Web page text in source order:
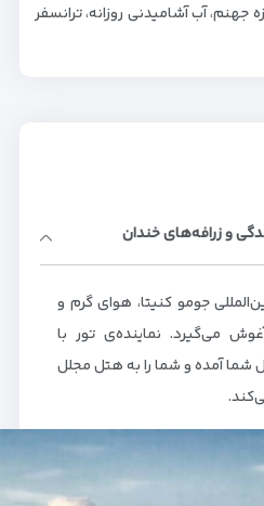
جهنم، آب آشامیدنی روزانه، ترانسفر
و زرافه‌های خندان
جومو کنیتا، هوای گرم و
می‌گیرد. نماینده‌ی تور با
شما آمده و شما را به هتل مجلل